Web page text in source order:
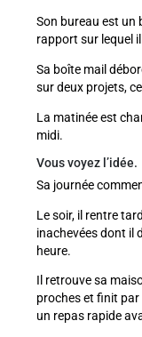
Son bureau est un
rapport sur lequel
Sa boîte mail
sur deux projets,
La matinée est
midi.
Vous voyez l’idée.
Sa journée
Le soir, il rentre
inachevées dont il
heure.
Il retrouve sa
proches et finit par
un repas rapide